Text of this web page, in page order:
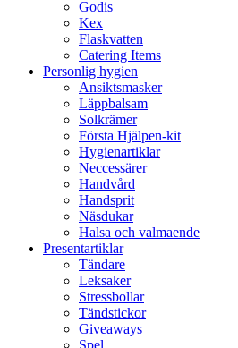
Godis
Kex
Flaskvatten
Catering Items
Personlig hygien
Ansiktsmasker
Läppbalsam
Solkrämer
Första Hjälpen-kit
Hygienartiklar
Neccessärer
Handvård
Handsprit
Näsdukar
Halsa och valmaende
Presentartiklar
Tändare
Leksaker
Stressbollar
Tändstickor
Giveaways